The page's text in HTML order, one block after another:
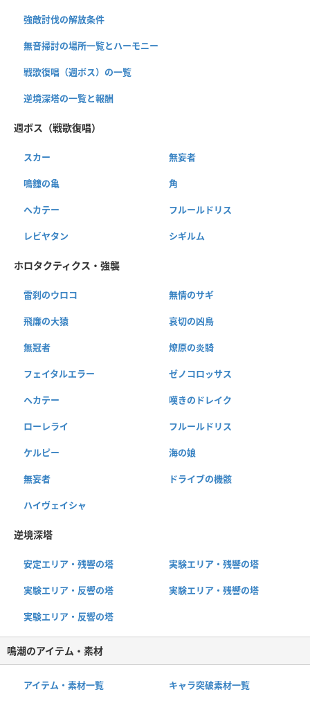
強敵討伐の解放条件
無音掃討の場所一覧とハーモニー
戦歌復唱（週ボス）の一覧
逆境深塔の一覧と報酬
週ボス（戦歌復唱）
スカー 無妄者
鳴鐘の亀 角
ヘカテー フルールドリス
レビヤタン シギルム
ホロタクティクス・強襲
雷刹のウロコ 無情のサギ
飛廉の大猿 哀切の凶鳥
無冠者 燎原の炎騎
フェイタルエラー ゼノコロッサス
ヘカテー 嘆きのドレイク
ローレライ フルールドリス
ケルピー 海の娘
無妄者 ドライブの機骸
ハイヴェイシャ
逆境深塔
安定エリア・残響の塔 実験エリア・残響の塔
実験エリア・反響の塔 実験エリア・残響の塔
実験エリア・反響の塔
鳴潮のアイテム・素材
アイテム・素材一覧 キャラ突破素材一覧